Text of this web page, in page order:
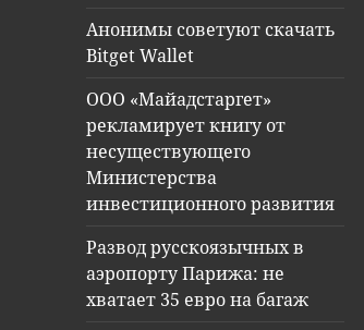
Анонимы советуют скачать
Bitget Wallet
ООО «Майадстаргет»
рекламирует книгу от
несуществующего
Министерства
инвестиционного развития
Развод русскоязычных в
аэропорту Парижа: не
хватает 35 евро на багаж